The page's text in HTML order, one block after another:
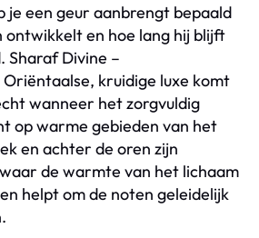
je een geur aanbrengt bepaald
ontwikkelt en hoe lang hij blijft
Sharaf Divine –
kruidige luxe komt
wanneer het zorgvuldig
op warme gebieden van het
en achter de oren zijn
de warmte van het lichaam
helpt om de noten geleidelijk